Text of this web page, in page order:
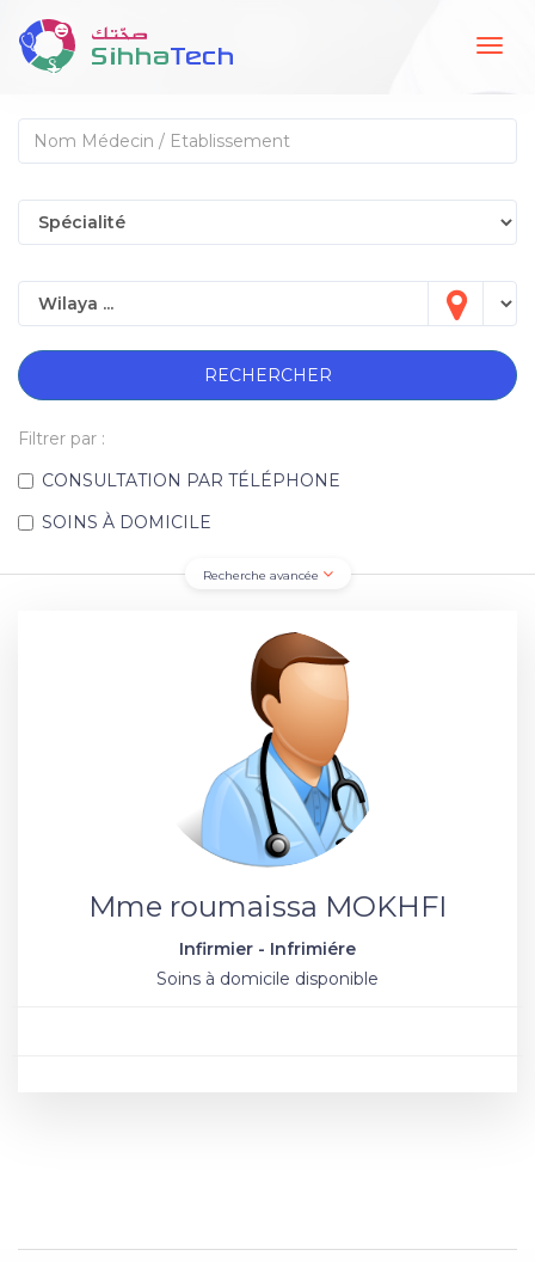
RECHERCHER
Filtrer par :
CONSULTATION PAR TÉLÉPHONE
SOINS À DOMICILE
Recherche avancée
Mme roumaissa MOKHFI
Infirmier - Infrimiére
Soins à domicile disponible